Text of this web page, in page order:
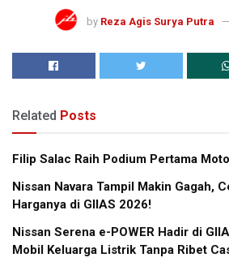
by Reza Agis Surya Putra
Related Posts
Filip Salac Raih Podium Pertama
Nissan Navara Tampil Makin Gagah,
Harganya di GIIAS 2026!
Nissan Serena e-POWER Hadir di
Mobil Keluarga Listrik Tanpa Ribet